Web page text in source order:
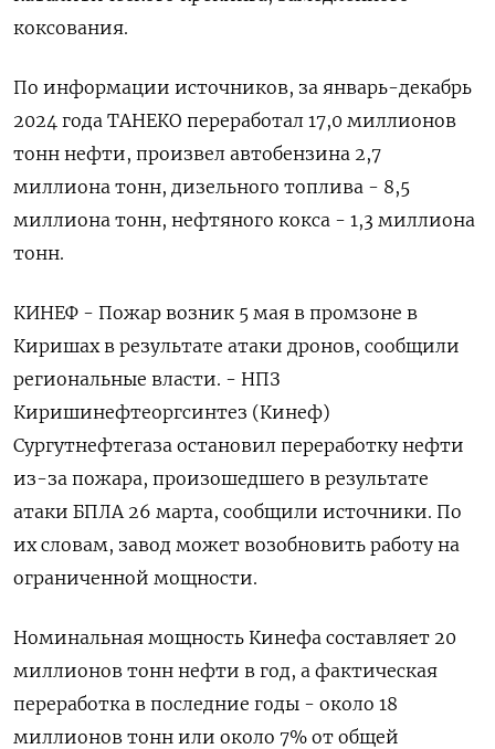
коксования.
По информации источников, за январь-декабрь ​
2024 года ТАНЕКО переработал 17,0 миллионов
тонн нефти, произвел автобензина 2,7
миллиона тонн, дизельного топлива - 8,5
миллиона тонн, нефтяного кокса - 1,3 миллиона
тонн.
КИНЕФ - Пожар возник 5 мая в промзоне в
Киришах в результате атаки дронов, сообщили
региональные власти. - НПЗ
Киришинефтеоргсинтез (Кинеф)
Сургутнефтегаза остановил переработку нефти
из-за пожара, произошедшего в результате
атаки БПЛА 26 марта, сообщили источники. По
их словам, завод может возобновить работу на
ограниченной мощности.
Номинальная мощность Кинефа составляет 20
миллионов тонн нефти в год, а фактическая
переработка ​в последние годы - около 18
миллионов тонн или около 7% от общей